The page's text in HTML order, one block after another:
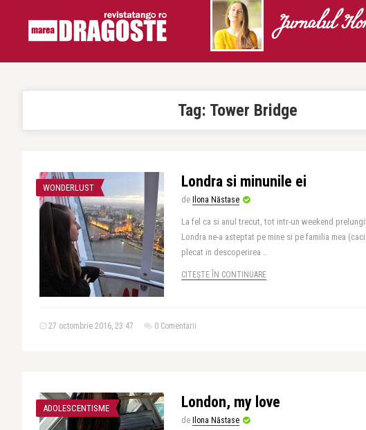
Jurnalul
Tag: Tower Bridge
WONDERLUST Londra si minunile ei
de Ilona Năstase
La fel ca si anul trecut, tot intr-un weekend
Londra ne-a asteptat pe mine si pe familia mea
plecat in descoperirea ..
CITEȘTE ÎN CONTINUARE
27 octombrie 2016, 23:47 0 Comentarii
ADOLESCENTISME London, my love
de Ilona Năstase